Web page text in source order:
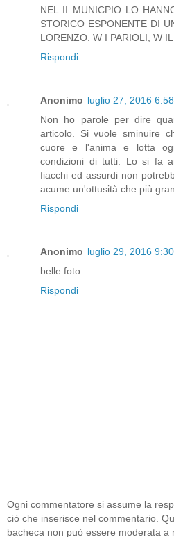
NEL II MUNICPIO LO
STORICO ESPONENTE DI
LORENZO. W I PARIOLI, W
Rispondi
Anonimo luglio 27, 2016
Non ho parole per dire
articolo. Si vuole sminuire
cuore e l'anima e lotta
condizioni di tutti. Lo si fa
fiacchi ed assurdi non
acume un'ottusità che più
Rispondi
Anonimo luglio 29, 2016
belle foto
Rispondi
Ogni commentatore si assume la
ciò che inserisce nel commentario.
bacheca non può essere moderata a